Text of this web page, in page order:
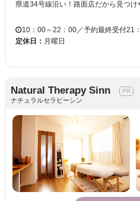
10：00～22：00／予約最終受付21
定休日： 月曜日
Natural Therapy Sinn
ナチュラルセラピーシン